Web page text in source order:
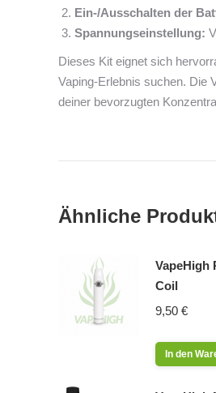
Ein-/Ausschalten der
Spannungseinstellung:
Dieses Kit eignet sich
Vaping-Erlebnis suchen. Die
deiner bevorzugten
Ähnliche
VapeHigh
Coil
9,50 €
In den